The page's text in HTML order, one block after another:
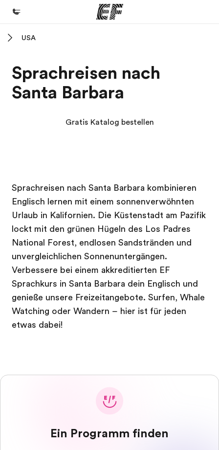
Programme
Alle Programme ansehen
Karriere
Teil des Teams werden
USA
Sprachreisen nach
Santa Barbara
Gratis Katalog bestellen
Sprachreisen nach Santa Barbara kombinieren
Englisch lernen mit einem sonnenverwöhnten
Urlaub in Kalifornien. Die Küstenstadt am Pazifik
lockt mit den grünen Hügeln des Los Padres
National Forest, endlosen Sandstränden und
unvergleichlichen Sonnenuntergängen.
Verbessere bei einem akkreditierten EF
Sprachkurs in Santa Barbara dein Englisch und
genieße unsere Freizeitangebote. Surfen, Whale
Watching oder Wandern – hier ist für jeden
etwas dabei!
Ein Programm finden